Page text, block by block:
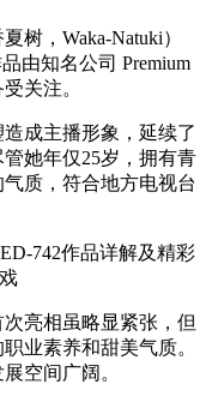
树，Waka-Natuki）
由知名公司 Premium
关注。
成主播形象，延续了
她年仅25岁，拥有青
质，符合地方电视台
亮相虽略显紧张，但
业素养和甜美气质。
空间广阔。